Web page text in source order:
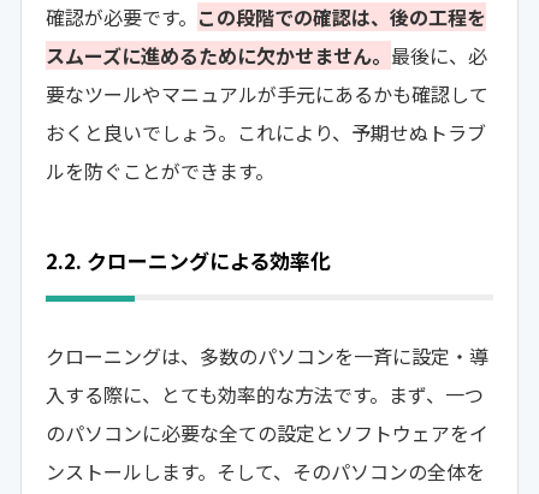
確認が必要です。 この段階での確認は、後の工程を
スムーズに進めるために欠かせません。 最後に、必
要なツールやマニュアルが手元にあるかも確認して
おくと良いでしょう。これにより、予期せぬトラブ
ルを防ぐことができます。
2.2. クローニングによる効率化
クローニングは、多数のパソコンを一斉に設定・導
入する際に、とても効率的な方法です。まず、一つ
のパソコンに必要な全ての設定とソフトウェアをイ
ンストールします。そして、そのパソコンの全体を